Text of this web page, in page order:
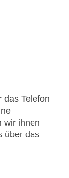
das Telefon
wir ihnen
über das